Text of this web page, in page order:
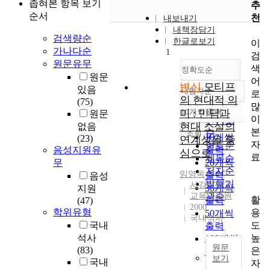
좁혀본 항목 보기
순서
검색량순
가나다순
원문유무
원문
있음
(75)
원문
없음
(23)
음성지원유
무
음성
지원
(47)
학위유형
국내
석사
(83)
국내
내보내기
내책장담기
한글로보기
정확도순
정확도
순
인기도
순
연도순
제목순
저자순
발행기
관순
내림차순
내림차순
10개씩 출력
10개씩
출력
20개씩
출력
30개씩
출력
50개씩
출력
100개씩
출력
조회
1
변신모티프
의 현대적 의
미 : 민담과
현대 소설의
연계성을 중
심으로
임영옥
서강대학교
교육대학원
2000
국내석사
원문
보기
추
천
이
검
색
어
로
많
이
본
자
료
활
용
도
높
은
자